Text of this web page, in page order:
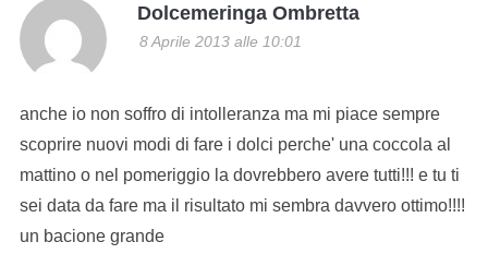
Dolcemeringa Ombretta
8 Aprile 2013 alle 10:01
anche io non soffro di intolleranza ma mi piace sempre
scoprire nuovi modi di fare i dolci perche' una coccola al
mattino o nel pomeriggio la dovrebbero avere tutti!!! e tu ti
sei data da fare ma il risultato mi sembra davvero ottimo!!!!
un bacione grande